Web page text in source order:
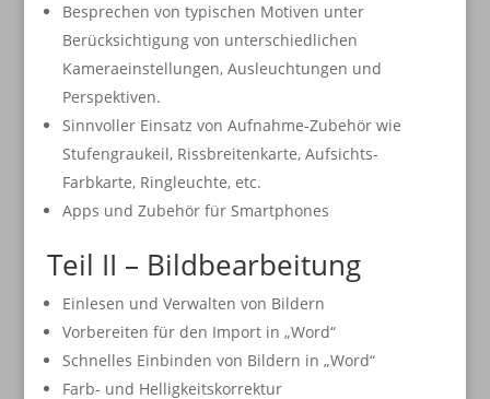
Besprechen von typischen Motiven unter
Berücksichtigung von unterschiedlichen
Kameraeinstellungen, Ausleuchtungen und
Perspektiven.
Sinnvoller Einsatz von Aufnahme-Zubehör wie
Stufengraukeil, Rissbreitenkarte, Aufsichts-
Farbkarte, Ringleuchte, etc.
Apps und Zubehör für Smartphones
Teil II – Bildbearbeitung
Einlesen und Verwalten von Bildern
Vorbereiten für den Import in „Word“
Schnelles Einbinden von Bildern in „Word“
Farb- und Helligkeitskorrektur